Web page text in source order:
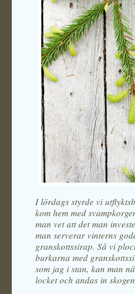
I lördags styrde vi
kom hem med
man vet att det man
man serverar vinterns
granskottssirap. Så vi
burkarna med
som jag i stan, kan man
locket och andas in